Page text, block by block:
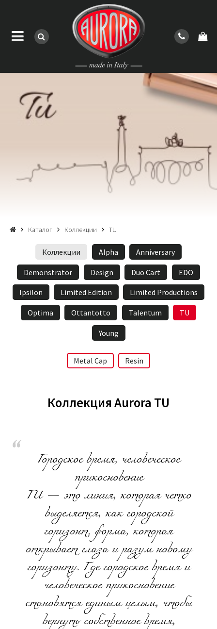
Каталог Коллекции TU
Коллекции Alpha Anniversary
Demonstrator Design Duo Cart EDO
Ipsilon Limited Edition Limited Productions
Optima Ottantotto Talentum TU
Young
Metal Cap Resin
Коллекция Aurora TU
Городское время, человеческое
прикосновение
TU — это линия, которая четко
выделяется, как городской
горизонт, форма, которая
открывает глаза и разум новому
горизонту. Где городское время и
человеческое прикосновение
становятся единым целым, чтобы
вернуть собственное время,